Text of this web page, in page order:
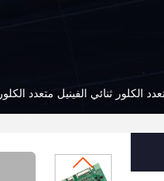
الكلور ثنائي الفينيل متعدد الكلور